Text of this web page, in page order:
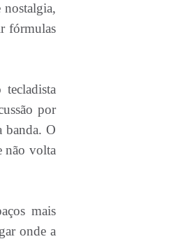
fórmulas
por
banda. O
não volta
mais
onde a